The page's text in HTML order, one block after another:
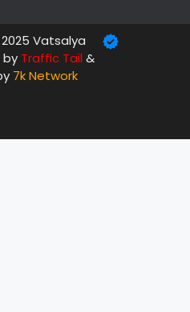
Vatsalya
by Traffic Tail&
7k Network